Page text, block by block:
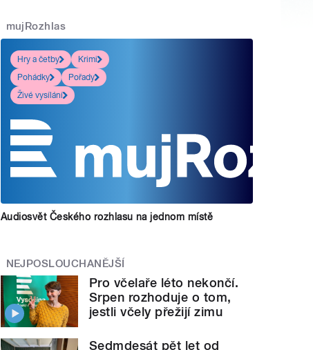
mujRozhlas
Hry a četby
Krimi
Pohádky
Pořady
Živé vysílání
Audiosvět Českého rozhlasu na jednom místě
NEJPOSLOUCHANĚJŠÍ
Pro včelaře léto nekončí.
Srpen rozhoduje o tom,
jestli včely přežijí zimu
Sedmdesát pět let od